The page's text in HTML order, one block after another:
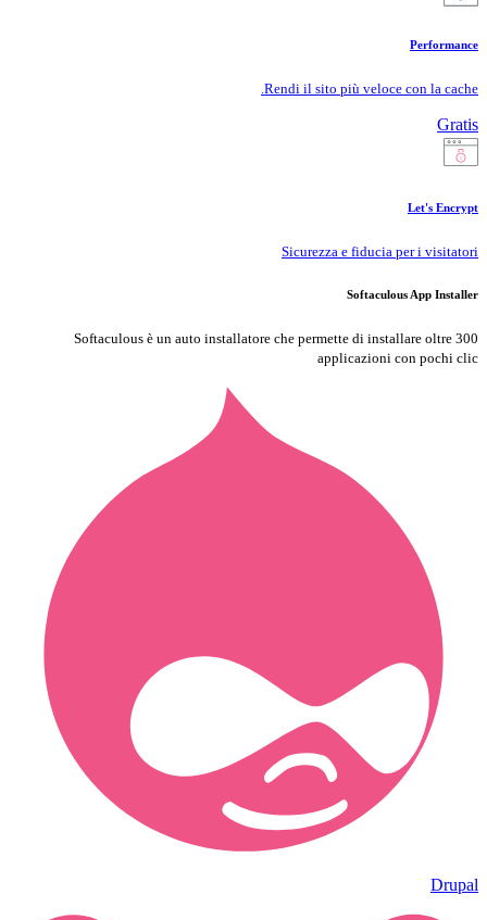
Performance
Rendi il sito più veloce con la cache.
Gratis
Let's Encrypt
Sicurezza e fiducia per i visitatori
Softaculous App Installer
Softaculous è un auto installatore che permette di installare oltre 300
applicazioni con pochi clic
Drupal